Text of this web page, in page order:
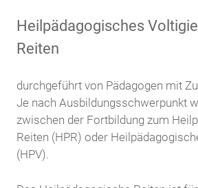
Heilpädagogisches
Reiten
durchgeführt von Pädagogen mit
Je nach Ausbildungsschwerpunkt
zwischen der Fortbildung zum
Reiten (HPR) oder
(HPV).